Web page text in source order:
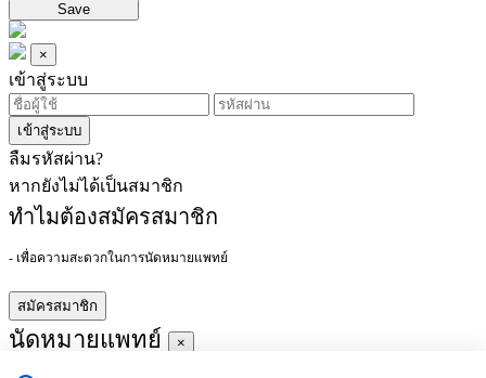
Save
×
เข้าสู่ระบบ
เข้าสู่ระบบ
ลืมรหัสผ่าน?
หากยังไม่ได้เป็นสมาชิก
ทำไมต้องสมัครสมาชิก
- เพื่อความสะดวกในการนัดหมายแพทย์
สมัครสมาชิก
นัดหมายแพทย์ ×